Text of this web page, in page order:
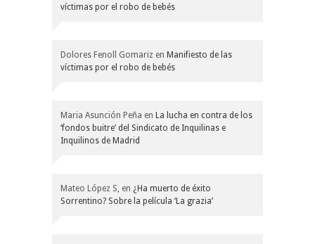
víctimas por el robo de bebés
Dolores Fenoll Gomariz en Manifiesto de las
víctimas por el robo de bebés
Maria Asunción Peña en La lucha en contra de los
‘fondos buitre’ del Sindicato de Inquilinas e
Inquilinos de Madrid
Mateo López S, en ¿Ha muerto de éxito
Sorrentino? Sobre la película ‘La grazia’